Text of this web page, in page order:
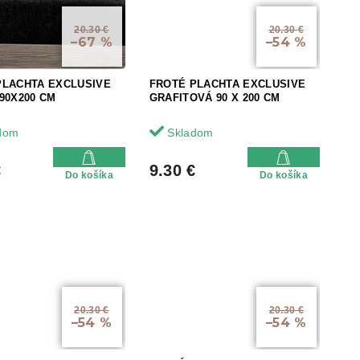
20.30 €
–67 %
EXCLUSIVE
CM
Do košíka
20.30 €
–54 %
FROTÉ PLACHTA EXCLUSIVE
GRAFITOVÁ 90 X 200 CM
Skladom
9.30 € Do košíka
20.30 €
–54 %
20.30 €
–54 %